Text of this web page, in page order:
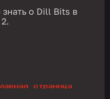
о Dill Bits в
страница